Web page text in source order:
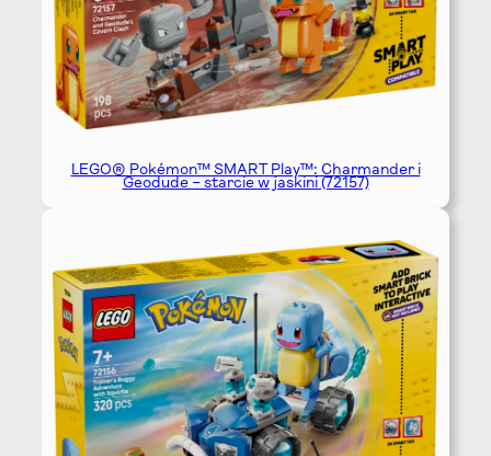
LEGO® Pokémon™ SMART Play™: Charmander i
Geodude – starcie w jaskini (72157)